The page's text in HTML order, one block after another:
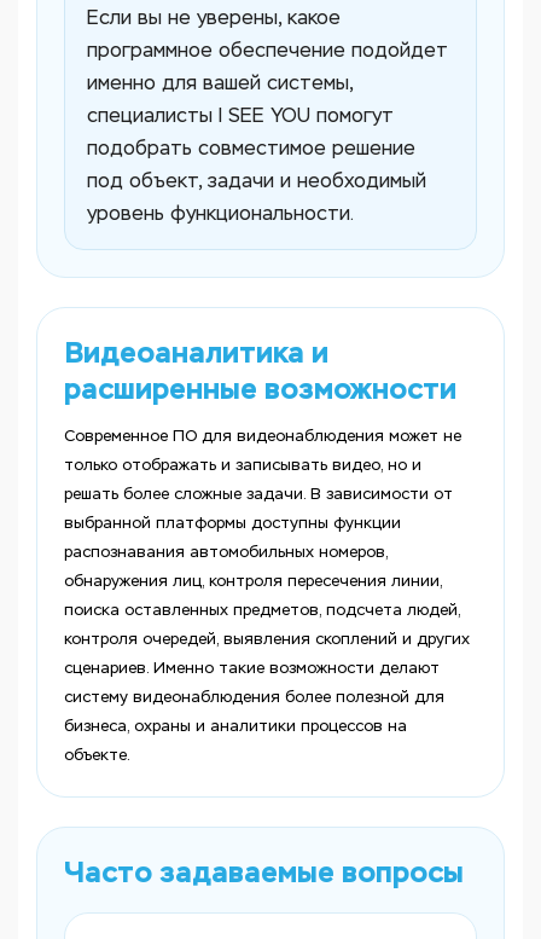
Если вы не уверены, какое
программное обеспечение подойдет
именно для вашей системы,
специалисты I SEE YOU помогут
подобрать совместимое решение
под объект, задачи и необходимый
уровень функциональности.
Видеоаналитика и
расширенные возможности
Современное ПО для видеонаблюдения может не
только отображать и записывать видео, но и
решать более сложные задачи. В зависимости от
выбранной платформы доступны функции
распознавания автомобильных номеров,
обнаружения лиц, контроля пересечения линии,
поиска оставленных предметов, подсчета людей,
контроля очередей, выявления скоплений и других
сценариев. Именно такие возможности делают
систему видеонаблюдения более полезной для
бизнеса, охраны и аналитики процессов на
объекте.
Часто задаваемые вопросы